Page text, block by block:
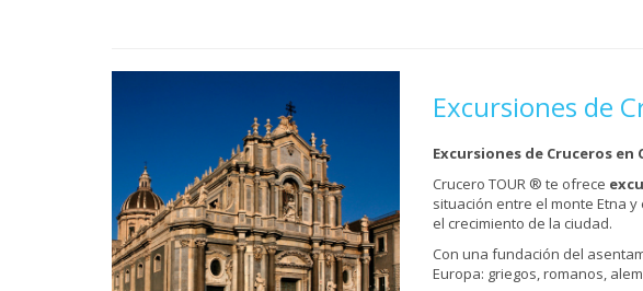
Excursiones de
Excursiones de Cruceros en
Crucero TOUR ® te ofrece
situación entre el monte Etna
el crecimiento de la ciudad.
Con una fundación del
Europa: griegos, romanos,